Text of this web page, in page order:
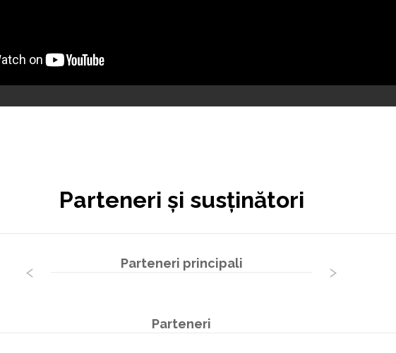
Parteneri și susținători
Parteneri principali
Parteneri